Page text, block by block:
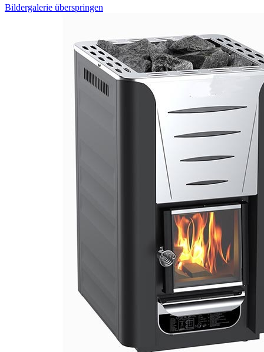
Bildergalerie überspringen